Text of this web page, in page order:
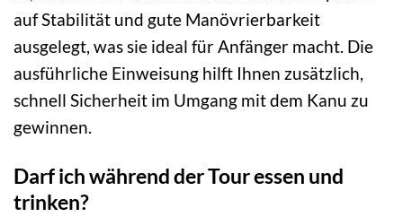
auf Stabilität und gute Manövrierbarkeit
ausgelegt, was sie ideal für Anfänger macht. Die
ausführliche Einweisung hilft Ihnen zusätzlich,
schnell Sicherheit im Umgang mit dem Kanu zu
gewinnen.
Darf ich während der Tour essen und
trinken?